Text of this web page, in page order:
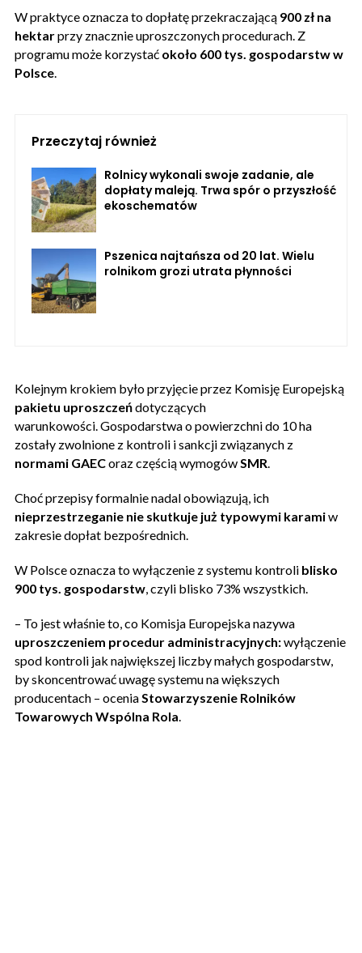
W praktyce oznacza to dopłatę przekraczającą 900 zł na
hektarprzy znacznie uproszczonych procedurach. Z
programu może korzystać około 600 tys. gospodarstw w
Polsce.
Przeczytaj również
Rolnicy wykonali swoje zadanie, ale
dopłaty maleją. Trwa spór o przyszłość
ekoschematów
Pszenica najtańsza od 20 lat. Wielu
rolnikom grozi utrata płynności
Kolejnym krokiem było przyjęcie przez Komisję Europejską
pakietu uproszczeńdotyczących
warunkowości. Gospodarstwa o powierzchni do 10 ha
zostały zwolnione z kontroli i sankcji związanych z
normami GAECoraz częścią wymogówSMR.
Choć przepisy formalnie nadal obowiązują, ich
nieprzestrzeganie nie skutkuje już typowymi karamiw
zakresie dopłat bezpośrednich.
W Polsce oznacza to wyłączenie z systemu kontroli blisko
900 tys. gospodarstw, czyli blisko 73% wszystkich.
– To jest właśnie to, co Komisja Europejska nazywa
uproszczeniem procedur administracyjnych:wyłączenie
spod kontroli jak największej liczby małych gospodarstw,
by skoncentrować uwagę systemu na większych
producentach – oceniaStowarzyszenie Rolników
Towarowych Wspólna Rola.